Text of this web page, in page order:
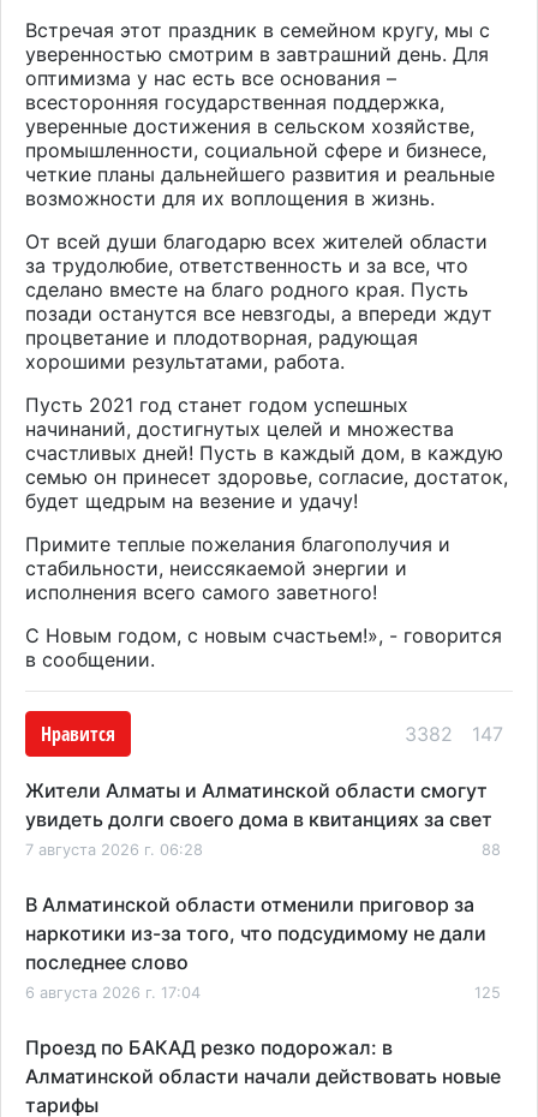
Встречая этот праздник в семейном кругу, мы с
уверенностью смотрим в завтрашний день. Для
оптимизма у нас есть все основания –
всесторонняя государственная поддержка,
уверенные достижения в сельском хозяйстве,
промышленности, социальной сфере и бизнесе,
четкие планы дальнейшего развития и реальные
возможности для их воплощения в жизнь.
От всей души благодарю всех жителей области
за трудолюбие, ответственность и за все, что
сделано вместе на благо родного края. Пусть
позади останутся все невзгоды, а впереди ждут
процветание и плодотворная, радующая
хорошими результатами, работа.
Пусть 2021 год станет годом успешных
начинаний, достигнутых целей и множества
счастливых дней! Пусть в каждый дом, в каждую
семью он принесет здоровье, согласие, достаток,
будет щедрым на везение и удачу!
Примите теплые пожелания благополучия и
стабильности, неиссякаемой энергии и
исполнения всего самого заветного!
С Новым годом, с новым счастьем!», - говорится
в сообщении.
Нравится 3382 147
Жители Алматы и Алматинской области смогут
увидеть долги своего дома в квитанциях за свет
7 августа 2026 г. 06:28 88
В Алматинской области отменили приговор за
наркотики из-за того, что подсудимому не дали
последнее слово
6 августа 2026 г. 17:04 125
Проезд по БАКАД резко подорожал: в
Алматинской области начали действовать новые
тарифы